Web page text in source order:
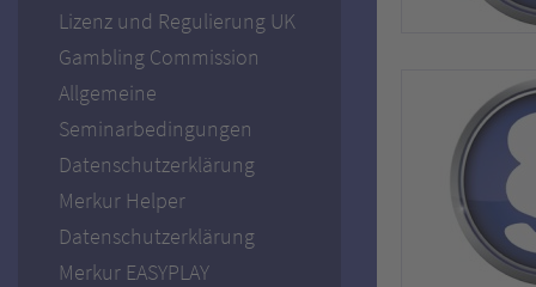
Lizenz und Regulierung UK
Gambling Commission
Allgemeine
Seminarbedingungen
Datenschutzerklärung
Merkur Helper
Datenschutzerklärung
Merkur EASYPLAY